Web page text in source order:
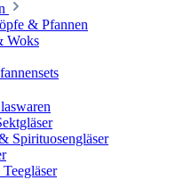
& Pfannen
Woks
Spirituosengläser